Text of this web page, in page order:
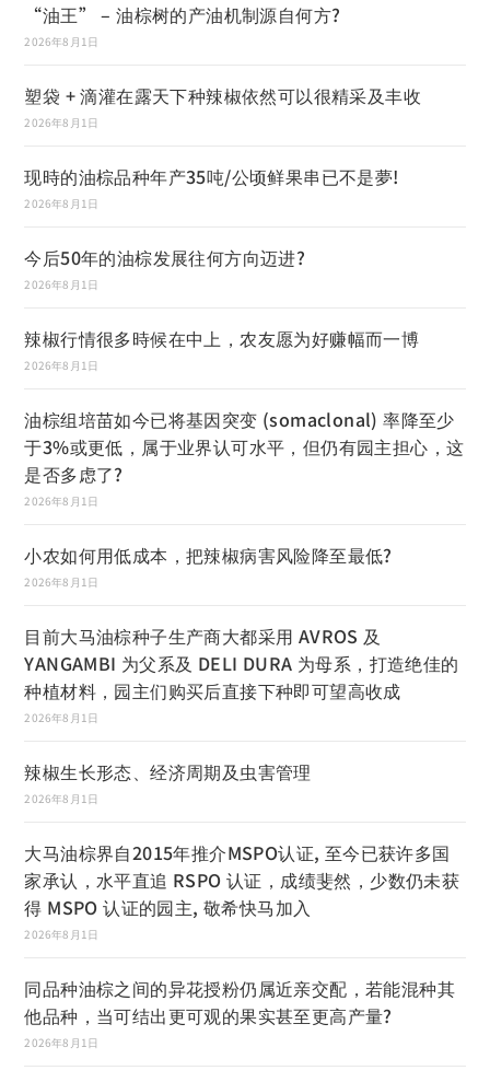
“油王” – 油棕树的产油机制源自何方?
2026年8月1日
塑袋 + 滴灌在露天下种辣椒依然可以很精采及丰收
2026年8月1日
现時的油棕品种年产35吨/公顷鲜果串已不是夢!
2026年8月1日
今后50年的油棕发展往何方向迈进?
2026年8月1日
辣椒行情很多時候在中上，农友愿为好赚幅而一博
2026年8月1日
油棕组培苗如今已将基因突变 (somaclonal) 率降至少
于3%或更低，属于业界认可水平，但仍有园主担心，这
是否多虑了?
2026年8月1日
小农如何用低成本，把辣椒病害风险降至最低?
2026年8月1日
目前大马油棕种子生产商大都采用 AVROS 及
YANGAMBI 为父系及 DELI DURA 为母系，打造绝佳的
种植材料，园主们购买后直接下种即可望高收成
2026年8月1日
辣椒生长形态、经济周期及虫害管理
2026年8月1日
大马油棕界自2015年推介MSPO认证, 至今已获许多国
家承认，水平直追 RSPO 认证，成绩斐然，少数仍未获
得 MSPO 认证的园主, 敬希快马加入
2026年8月1日
同品种油棕之间的异花授粉仍属近亲交配，若能混种其
他品种，当可结出更可观的果实甚至更高产量?
2026年8月1日